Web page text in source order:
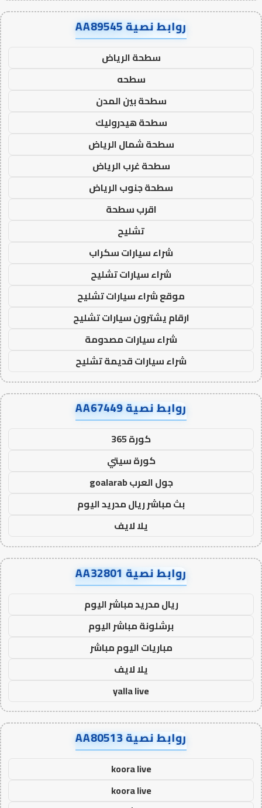
روابط نصية AA89545
سطحة الرياض
سطحه
سطحة بين المدن
سطحة هيدروليك
سطحة شمال الرياض
سطحة غرب الرياض
سطحة جنوب الرياض
اقرب سطحة
تشليح
شراء سيارات سكراب
شراء سيارات تشليح
موقع شراء سيارات تشليح
ارقام يشترون سيارات تشليح
شراء سيارات مصدومة
شراء سيارات قديمة تشليح
روابط نصية AA67449
كورة 365
كورة سيتي
جول العرب goalarab
بث مباشر ريال مدريد اليوم
يلا لايف
روابط نصية AA32801
ريال مدريد مباشر اليوم
برشلونة مباشر اليوم
مباريات اليوم مباشر
يلا لايف
yalla live
روابط نصية AA80513
koora live
koora live